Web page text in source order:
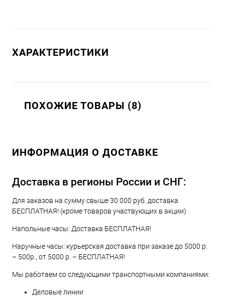
ХАРАКТЕРИСТИКИ
ПОХОЖИЕ ТОВАРЫ (8)
ИНФОРМАЦИЯ О ДОСТАВКЕ
Доставка в регионы России и СНГ:
Для заказов на сумму свыше 30 000 руб. доставка
БЕСПЛАТНАЯ! (кроме товаров участвующих в акции)
Напольные часы: Доставка БЕСПЛАТНАЯ!
Наручные часы: курьерская доставка при заказе до 5000 р.
– 500р., от 5000 р. – БЕСПЛАТНАЯ!
Мы работаем со следующими транспортными компаниями:
Деловые линии